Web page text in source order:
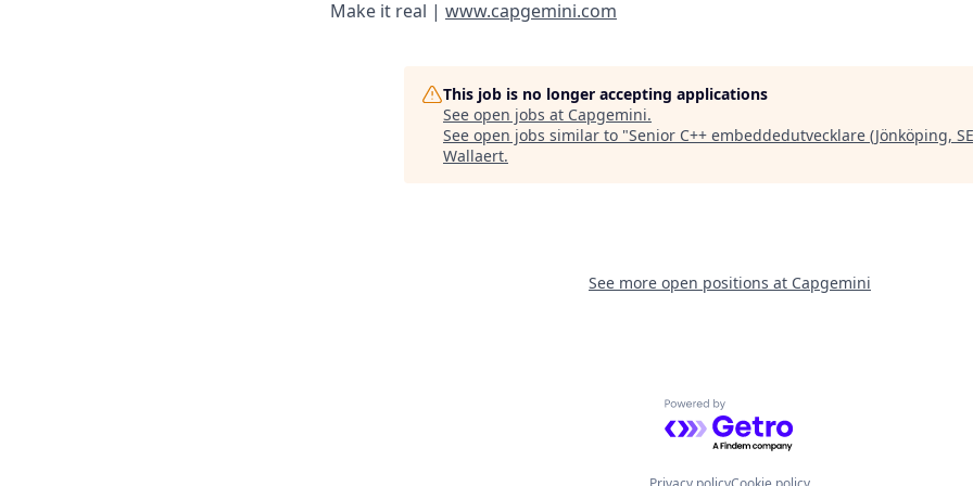
Make it real | www.capgemini.com
This job is no longer accepting applications
See open jobs at Capgemini.
See open jobs similar to "Senior C++ embeddedutvecklare (Jönköping,
Wallaert.
See more open positions at Capgemini
Powered by Getro.com